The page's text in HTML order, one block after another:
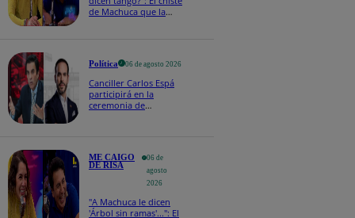
de Machuca que la
Política 06 de agosto 2026
Canciller Carlos Espá
participirá en la
ceremonia de
ME CAIGO
DE RISA
06 de
agosto
2026
"A Machuca le dicen
'Árbol sin ramas'...": El